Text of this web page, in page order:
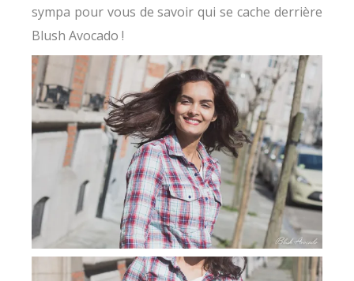
sympa pour vous de savoir qui se cache derrière
Blush Avocado !